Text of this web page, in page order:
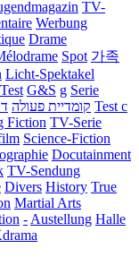
TV-
Werbung
Drame
Spot 가족
Licht-Spektakel
Test G&S g Serie
קומדיית פעולה Test c
Fiction TV-Serie
Science-Fiction
Docutainment
TV-Sendung
Divers History True
Martial Arts
- Austellung Halle